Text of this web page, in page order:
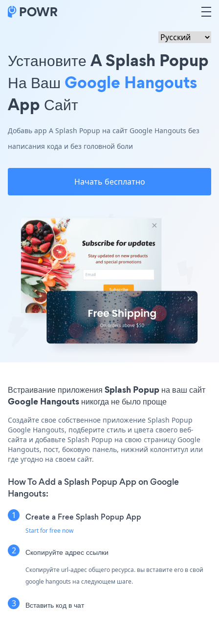
Установите A Splash Popup
На Ваш Google Hangouts
App Сайт
Добавь app A Splash Popup на сайт Google Hangouts без
написания кода и без головной боли
Начать бесплатно
Встраивание приложения Splash Popup на ваш сайт
Google Hangouts никогда не было проще
Создайте свое собственное приложение Splash Popup
Google Hangouts, подберите стиль и цвета своего веб-
сайта и добавьте Splash Popup на свою страницу Google
Hangouts, пост, боковую панель, нижний колонтитул или
где угодно на своем сайт.
How To Add a Splash Popup App on Google
Hangouts:
Create a Free Splash Popup App
Start for free now
Скопируйте адрес ссылки
Скопируйте url-адрес общего ресурса. вы вставите его в свой
google hangouts на следующем шаге.
Вставить код в чат